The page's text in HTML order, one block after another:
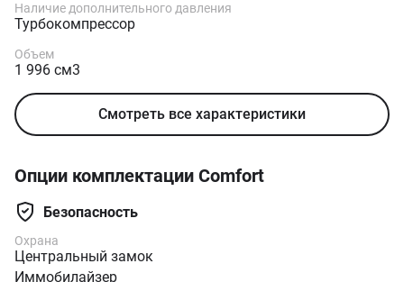
Наличие дополнительного давления
Турбокомпрессор
Объем
1 996 см3
Смотреть все характеристики
Опции комплектации Comfort
Безопасность
Охрана
Центральный замок
Иммобилайзер